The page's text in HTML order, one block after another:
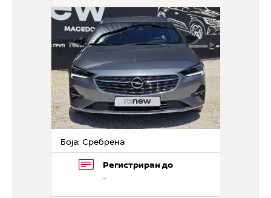
Боја: Сребрена
Регистриран до
-